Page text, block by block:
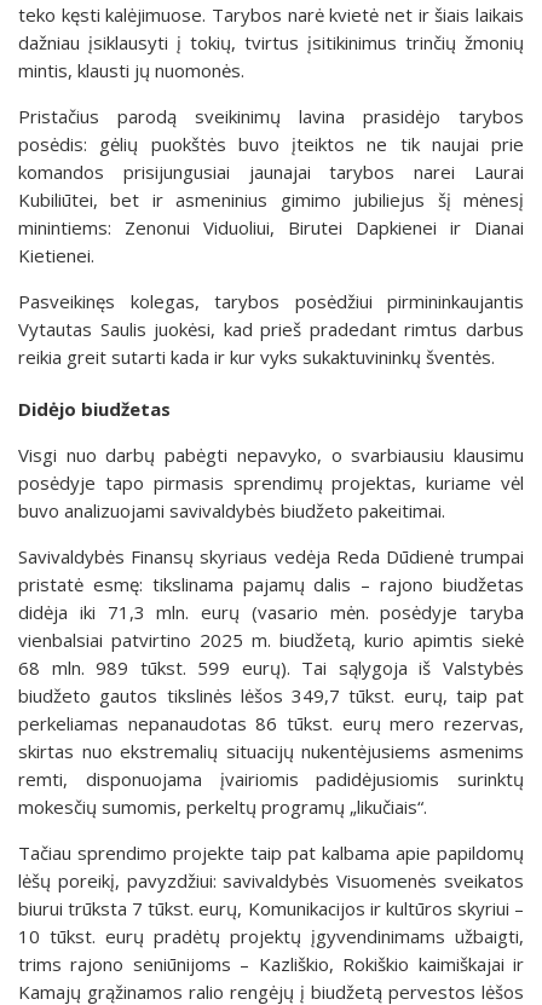
teko kęsti kalėjimuose. Tarybos narė kvietė net ir šiais laikais
dažniau įsiklausyti į tokių, tvirtus įsitikinimus trinčių žmonių
mintis, klausti jų nuomonės.
Pristačius parodą sveikinimų lavina prasidėjo tarybos
posėdis: gėlių puokštės buvo įteiktos ne tik naujai prie
komandos prisijungusiai jaunajai tarybos narei Laurai
Kubiliūtei, bet ir asmeninius gimimo jubiliejus šį mėnesį
minintiems: Zenonui Viduoliui, Birutei Dapkienei ir Dianai
Kietienei.
Pasveikinęs kolegas, tarybos posėdžiui pirmininkaujantis
Vytautas Saulis juokėsi, kad prieš pradedant rimtus darbus
reikia greit sutarti kada ir kur vyks sukaktuvininkų šventės.
Didėjo biudžetas
Visgi nuo darbų pabėgti nepavyko, o svarbiausiu klausimu
posėdyje tapo pirmasis sprendimų projektas, kuriame vėl
buvo analizuojami savivaldybės biudžeto pakeitimai.
Savivaldybės Finansų skyriaus vedėja Reda Dūdienė trumpai
pristatė esmę: tikslinama pajamų dalis – rajono biudžetas
didėja iki 71,3 mln. eurų (vasario mėn. posėdyje taryba
vienbalsiai patvirtino 2025 m. biudžetą, kurio apimtis siekė
68 mln. 989 tūkst. 599 eurų). Tai sąlygoja iš Valstybės
biudžeto gautos tikslinės lėšos 349,7 tūkst. eurų, taip pat
perkeliamas nepanaudotas 86 tūkst. eurų mero rezervas,
skirtas nuo ekstremalių situacijų nukentėjusiems asmenims
remti, disponuojama įvairiomis padidėjusiomis surinktų
mokesčių sumomis, perkeltų programų „likučiais“.
Tačiau sprendimo projekte taip pat kalbama apie papildomų
lėšų poreikį, pavyzdžiui: savivaldybės Visuomenės sveikatos
biurui trūksta 7 tūkst. eurų, Komunikacijos ir kultūros skyriui –
10 tūkst. eurų pradėtų projektų įgyvendinimams užbaigti,
trims rajono seniūnijoms – Kazliškio, Rokiškio kaimiškajai ir
Kamajų grąžinamos ralio rengėjų į biudžetą pervestos lėšos